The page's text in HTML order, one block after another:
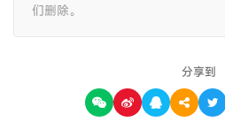
们删除。
分享到